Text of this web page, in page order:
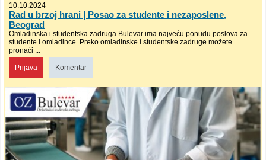
10.10.2024
Rad u brzoj hrani | Posao za studente i nezaposlene,
Beograd
Omladinska i studentska zadruga Bulevar ima najveću ponudu poslova za
studente i omladince. Preko omladinske i studentske zadruge možete
pronaći ...
Prijava Komentar